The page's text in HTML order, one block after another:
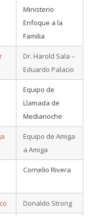
Ministerio
Enfoque a la
Familia
Dr. Harold Sala –
Eduardo Palacio
Equipo de
Llamada de
Medianoche
Equipo de Amiga
a Amiga
Cornelio Rivera
Donaldo Strong